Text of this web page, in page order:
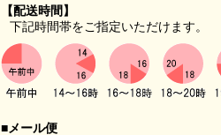
【配送時間】
下記時間帯をご指定いただけます。
■メール便